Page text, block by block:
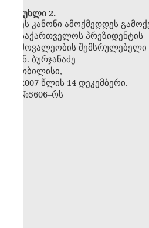
მუხლი 2.
ეს კანონი ამოქმედდეს
საქართველოს პრეზიდენტის
მოვალეობის შემსრულებელი
ნ. ბურჯანაძე
თბილისი,
2007 წლის 14 დეკემბერი.
№5606–რს